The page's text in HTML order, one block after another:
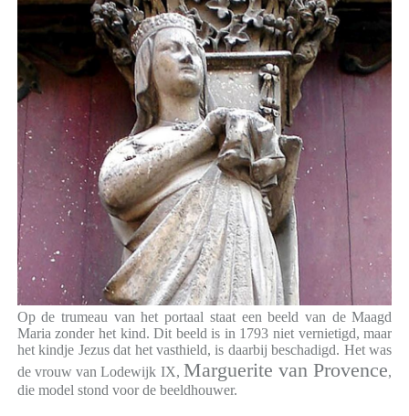
Op de trumeau van het portaal staat een beeld van de Maagd
Maria zonder het kind. Dit beeld is in 1793 niet vernietigd, maar
het kindje Jezus dat het vasthield, is daarbij beschadigd. Het was
de vrouw van Lodewijk IX, Marguerite van Provence,
die model stond voor de beeldhouwer.